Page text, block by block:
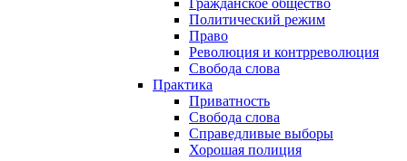
Гражданское общество
Политический режим
Право
Революция и контрреволюция
Свобода слова
Практика
Приватность
Свобода слова
Справедливые выборы
Хорошая полиция